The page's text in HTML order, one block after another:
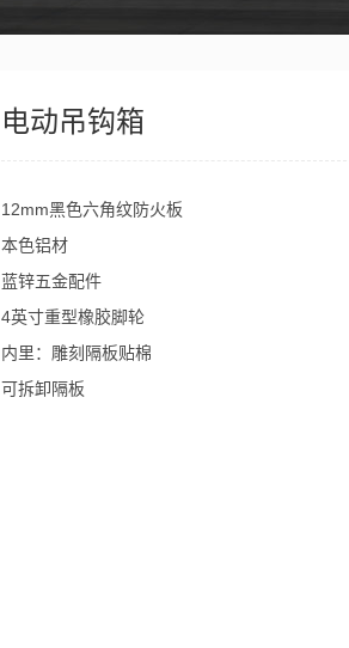
电动吊钩箱
12mm黑色六角纹防火板
本色铝材
蓝锌五金配件
4英寸重型橡胶脚轮
内里：雕刻隔板贴棉
可拆卸隔板